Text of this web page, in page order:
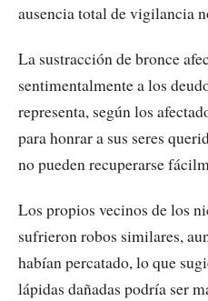
ausencia total de vigilancia
La sustracción de bronce
sentimentalmente a los
representa, según los
para honrar a sus seres
no pueden recuperarse
Los propios vecinos de los
sufrieron robos similares,
habían percatado, lo que
lápidas dañadas podría ser